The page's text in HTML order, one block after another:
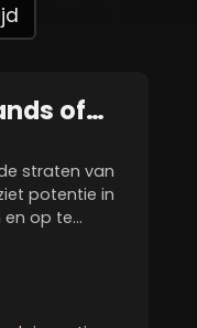
of
straten van
potentie in
en op te
volwassen